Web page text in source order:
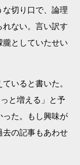
な切り口で、論理
れない。言い訳す
朧としていたせい
いると書いた。
と増える」と予
った。もし興味が
去の記事もあわせ